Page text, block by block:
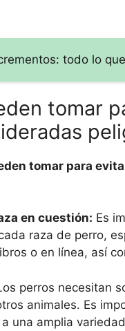
todo lo
tomar
tomar para
en cuestión: Es
raza de perro,
o en línea, así
perros necesitan
animales. Es
una amplia